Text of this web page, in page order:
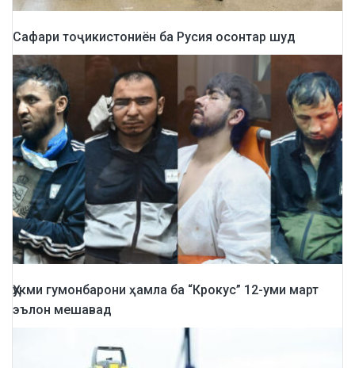
Сафари тоҷикистониён ба Русия осонтар шуд
Ҳукми гумонбарони ҳамла ба “Крокус” 12-уми март
эълон мешавад